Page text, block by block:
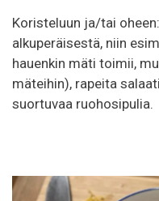
Koristeluun ja/tai
alkuperäisestä, niin
hauenkin mäti toimii,
mäteihin), rapeita
suortuvaa ruohosipulia.